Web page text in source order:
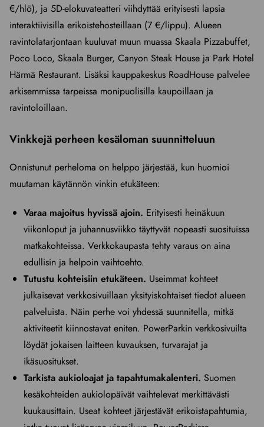
€/hlö), ja 5D-elokuvateatteri viihdyttää erityisesti lapsia
interaktiivisilla erikoistehosteillaan (7 €/lippu). Alueen
ravintolatarjontaan kuuluvat muun muassa Skaala Pizzabuffet,
Poco Loco, Skaala Burger, Canyon Steak House ja Park Hotel
Härmä Restaurant. Lisäksi kauppakeskus RoadHouse palvelee
arkisemmissa tarpeissa monipuolisilla kaupoillaan ja
ravintoloillaan.
Vinkkejä perheen kesäloman suunnitteluun
Onnistunut perheloma on helppo järjestää, kun huomioi
muutaman käytännön vinkin etukäteen:
Varaa majoitus hyvissä ajoin. Erityisesti heinäkuun
viikonloput ja juhannusviikko täyttyvät nopeasti suosituissa
matkakohteissa. Verkkokaupasta tehty varaus on aina
edullisin ja helpoin vaihtoehto.
Tutustu kohteisiin etukäteen. Useimmat kohteet
julkaisevat verkkosivuillaan yksityiskohtaiset tiedot alueen
palveluista. Näin perhe voi yhdessä suunnitella, mitkä
aktiviteetit kiinnostavat eniten. PowerParkin verkkosivuilta
löydät jokaisen laitteen kuvauksen, turvarajat ja
ikäsuositukset.
Tarkista aukioloajat ja tapahtumakalenteri. Suomen
kesäkohteiden aukiolopäivät vaihtelevat merkittävästi
kuukausittain. Useat kohteet järjestävät erikoistapahtumia,